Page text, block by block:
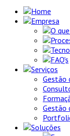
Home
Empresa
O
FAQ's
Serviços
Gestão
Gestão
Soluções